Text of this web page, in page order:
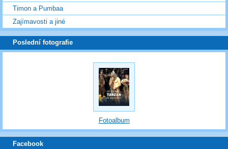
Timon a Pumbaa
Zajímavosti a jiné
Poslední fotografie
Fotoalbum
Facebook